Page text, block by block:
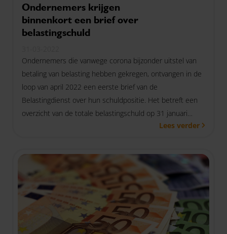
Ondernemers krijgen
binnenkort een brief over
belastingschuld
Ondernemers die vanwege corona bijzonder uitstel van
betaling van belasting hebben gekregen, ontvangen in de
loop van april 2022 een eerste brief van de
Belastingdienst over hun schuldpositie. Het betreft een
overzicht van de totale belastingschuld op 31 januari
Lees verder